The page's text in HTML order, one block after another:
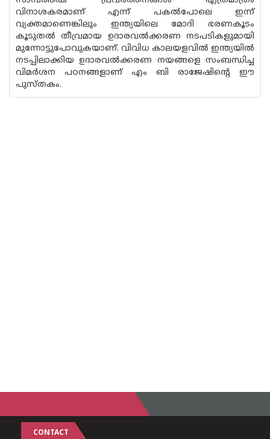
വിനാശകരമാണ് എന്ന് പകല്‍പോലെ ഇന്ന്
വ്യക്തമാണെങ്കിലും ഇന്ത്യയിലെ മോദി ഭരണകൂടം
കൂടുതല്‍ തീവ്രമായ ഉദാരവല്‍ക്കരണ നടപടികളുമായി
മുന്നോട്ടുപോവുകയാണ്. വിവിധ കാലയളവില്‍ ഇന്ത്യയില്‍
നടപ്പിലാക്കിയ ഉദാരവല്‍ക്കരണ നയങ്ങളെ സംബന്ധിച്ച
വിമര്‍ശന പഠനങ്ങളാണ് എം ബി രാജേഷിന്റെ ഈ
പുസ്തകം.
CONTACT